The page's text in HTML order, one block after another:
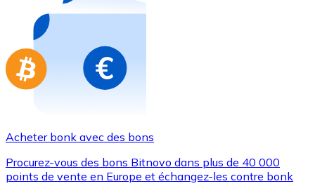
Achetez des cartes-cadeaux de vos marques
Aller à la boutique de cartes-cadeaux
Acheter bonk avec des bons
Procurez-vous des bons Bitnovo dans plus de 40 000
points de vente en Europe et échangez-les contre bonk